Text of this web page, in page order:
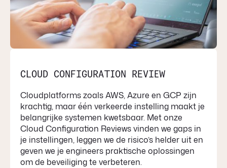
CLOUD CONFIGURATION REVIEW
Cloudplatforms zoals AWS, Azure en GCP zijn
krachtig, maar één verkeerde instelling maakt je
belangrijke systemen kwetsbaar. Met onze
Cloud Configuration Reviews vinden we gaps in
je instellingen, leggen we de risico’s helder uit en
geven we je engineers praktische oplossingen
om de beveiliging te verbeteren.